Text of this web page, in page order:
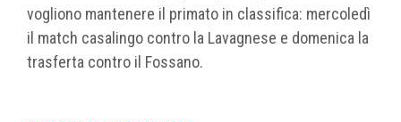
vogliono mantenere il primato in classifica: mercoledì
il match casalingo contro la Lavagnese e domenica la
trasferta contro il Fossano.